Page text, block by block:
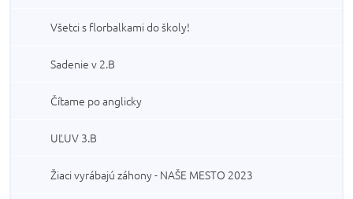
Všetci s florbalkami do školy!
Sadenie v 2.B
Čítame po anglicky
UĽUV 3.B
Žiaci vyrábajú záhony - NAŠE MESTO 2023